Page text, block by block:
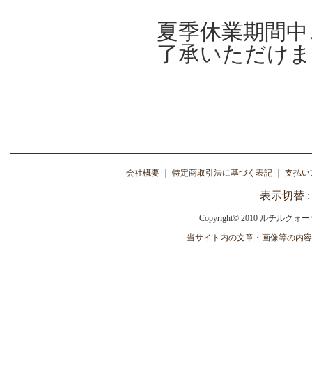
夏季休業期間
了承いただけ
会社概要 特定商取引法に基づく表記 支払い
表示切替 :
Copyright© 2010 ルチルクォー
当サイト内の文章・画像等の内